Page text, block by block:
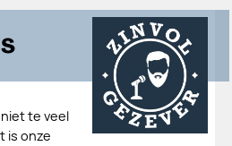
te veel
is onze